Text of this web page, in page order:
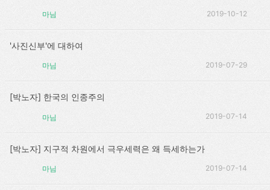
마님 2019-10-12
'사진신부'에 대하여
마님 2019-07-29
[박노자] 한국의 인종주의
마님 2019-07-14
[박노자] 지구적 차원에서 극우세력은 왜 득세하는가
마님 2019-07-14